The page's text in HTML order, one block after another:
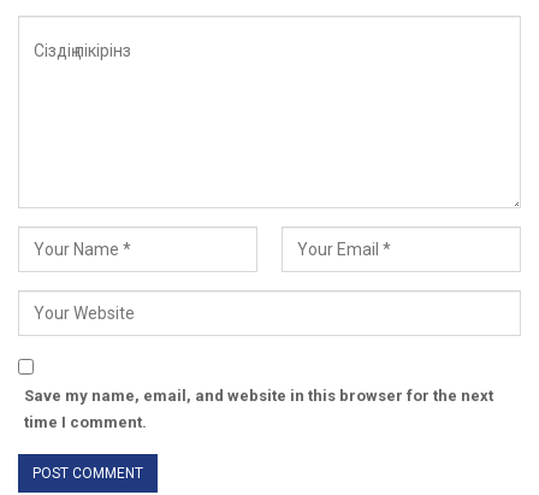
Save my name, email, and website in this browser for the next
time I comment.